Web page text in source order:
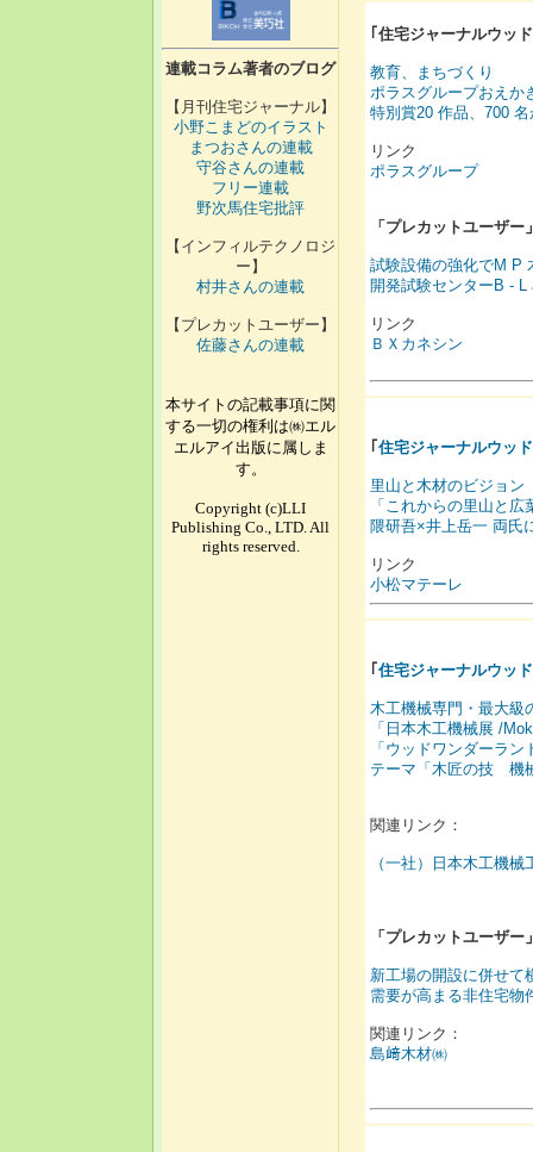
連載コラム著者のブログ
【月刊住宅ジャーナル】
小野こまどのイラスト
まつおさんの連載
守谷さんの連載
フリー連載
野次馬住宅批評
【インフィルテクノロジ
ー】
村井さんの連載
【プレカットユーザー】
佐藤さんの連載
本サイトの記載事項に関
する一切の権利は㈱エル
エルアイ出版に属しま
す。
Copyright (c)LLI
Publishing Co., LTD. All
rights reserved.
｢ 住宅ジャーナルウッ
教育、まちづくり
ポラスグループおえか
特別賞20 作品、700
リンク
ポラスグループ
「 プレカットユーザー
試験設備の強化でM P
開発試験センターB -
リンク
ＢＸカネシン
｢ 住宅ジャーナルウッ
里山と木材のビジョン
「これからの里山と
隈研吾×井上岳一 両氏
リンク
小松マテーレ
｢ 住宅ジャーナルウッ
木工機械専門・最大級
「日本木工機械展 /
「ウッドワンダーラン
テーマ「木匠の技 機
関連リンク：
（一社）日本木工機械
「 プレカットユーザー
新工場の開設に併せて
需要が高まる非住宅物
関連リンク：
島﨑木材㈱